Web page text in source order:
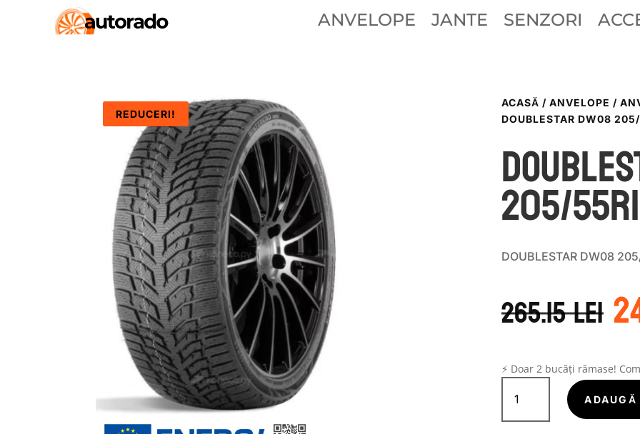
ANVELOPE JANTE SENZORI
REDUCERI!
ACASĂ / ANVELOPE /
DOUBLESTAR DW08
205/
DOUBLESTAR DW08
265.15leia
⚡ Doar 2 bucăți rămase!
Cantitate
DOUBLESTAR
DW08
ADAUGĂ